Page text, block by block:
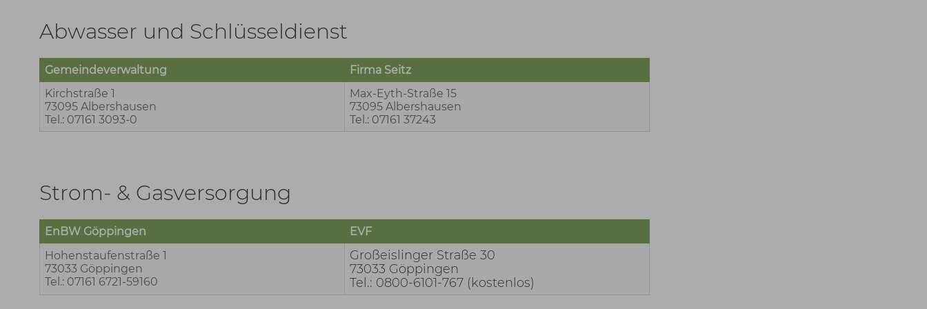
Abwasser und Schlüsseldienst
Gemeindeverwaltung
Firma Seitz
Kirchstraße 1
73095 Albershausen
Tel.: 07161 3093-0
Max-Eyth-Straße 15
73095 Albershausen
Tel.: 07161 37243
Strom- & Gasversorgung
EnBW Göppingen
EVF
Hohenstaufenstraße 1
73033 Göppingen
Tel.: 07161 6721-59160
Großeislinger Straße 30
73033 Göppingen
Tel.: 0800-6101-767 (kostenlos)